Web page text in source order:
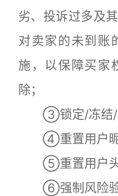
劣、投诉过多及
对卖家的未到账
施，以保障买家
除；
③锁定/冻结/封
④重置用户昵
⑤重置用户头
⑥强制风险验